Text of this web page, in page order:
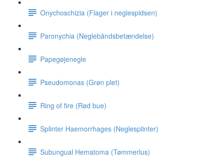
Onychoschizia (Flager i neglespidsen)
Paronychia (Neglebåndsbetændelse)
Papegøjenegle
Pseudomonas (Grøn plet)
Ring of fire (Rød bue)
Splinter Haemorrhages (Neglesplinter)
Subungual Hematoma (Tømmerlus)